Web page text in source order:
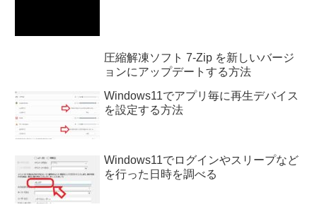
圧縮解凍ソフト 7-Zip を新しいバージ
ョンにアップデートする方法
Windows11でアプリ毎に再生デバイス
を設定する方法
Windows11でログインやスリープなど
を行った日時を調べる